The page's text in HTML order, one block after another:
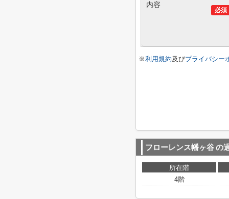
必須
内容
※利用規約及びプライバシー
フローレンス幡ヶ谷の
所在階
4階